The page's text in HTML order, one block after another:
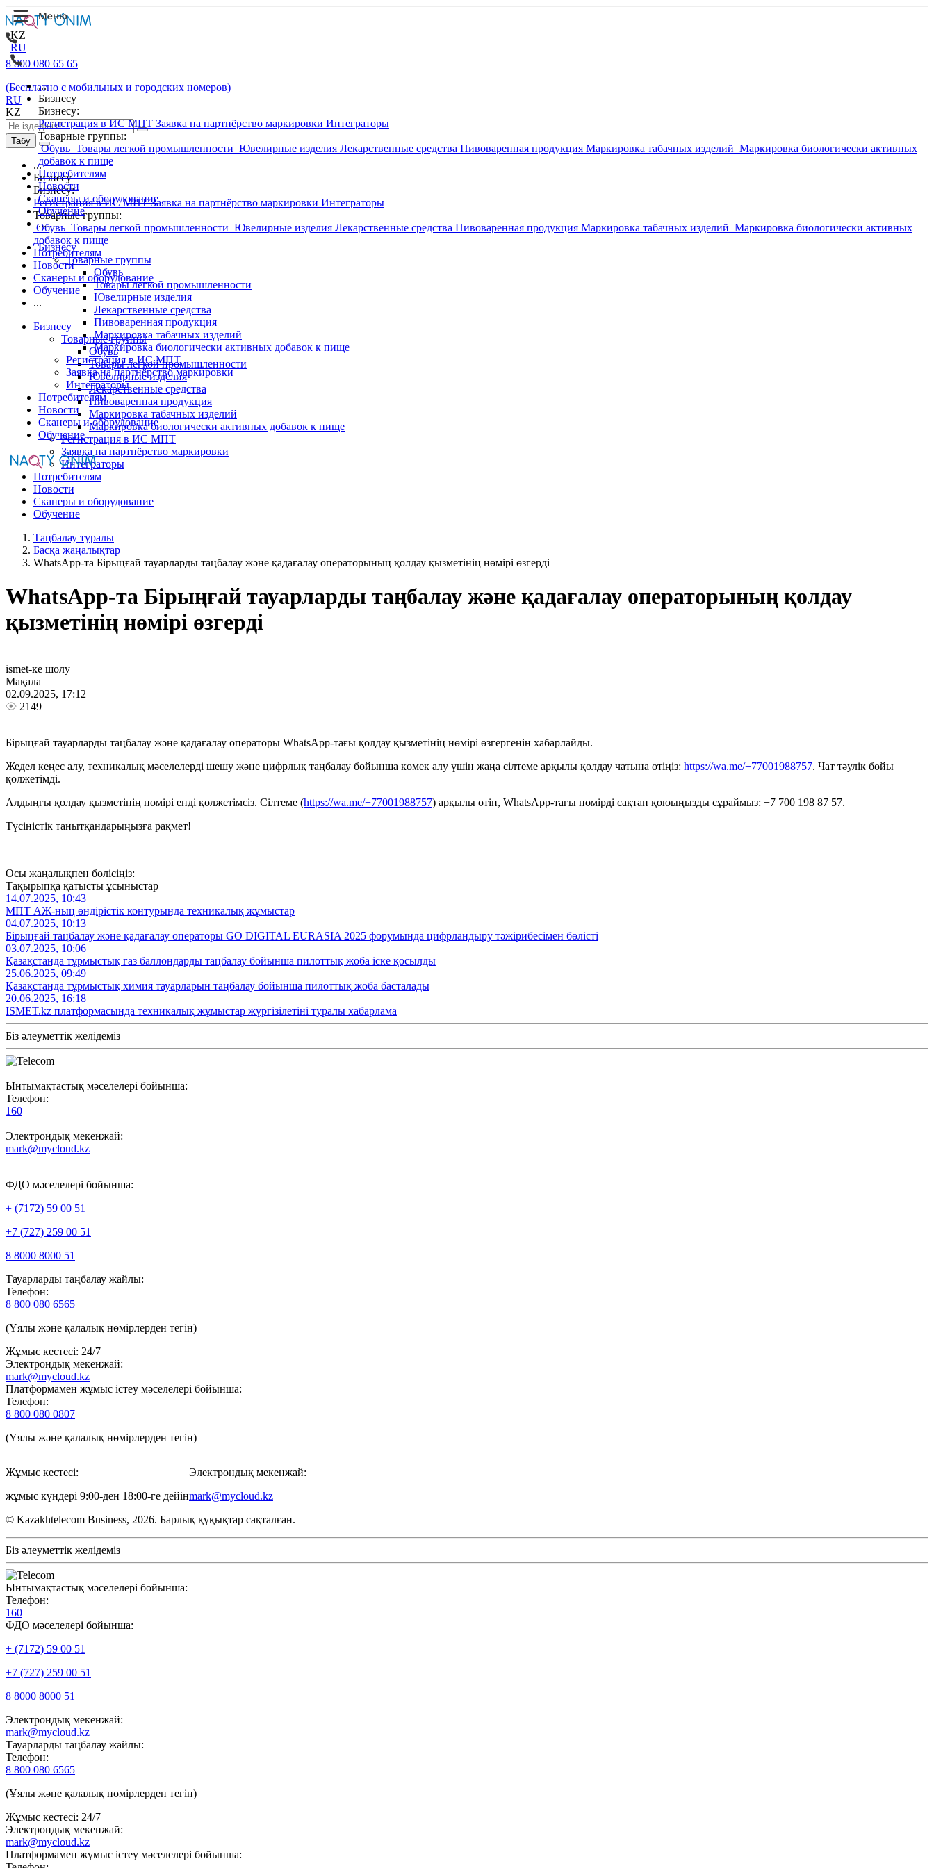
KZ
RU
...
Бизнесу
Бизнесу:
Регистрация в ИС МПТ Заявка на партнёрство маркировки Интеграторы
Товарные группы:
Обувь Товары легкой промышленности Ювелирные изделия Лекарственные средства Пивоваренная продукция Маркировка табачных изделий Маркировка биологически активных
добавок к пище
Потребителям
Новости
Сканеры и оборудование
Обучение
...
Бизнесу
Товарные группы
Обувь
Товары легкой промышленности
Ювелирные изделия
Лекарственные средства
Пивоваренная продукция
Маркировка табачных изделий
Маркировка биологически активных добавок к пище
Регистрация в ИС МПТ
Заявка на партнёрство маркировки
Интеграторы
Потребителям
Новости
Сканеры и оборудование
Обучение
8 800 080 65 65
(Бесплатно с мобильных и городских номеров)
RU
KZ
Табу
...
Бизнесу
Бизнесу:
Регистрация в ИС МПТЗаявка на партнёрство маркировки Интеграторы
Товарные группы:
Обувь Товары легкой промышленности Ювелирные изделия Лекарственные средства Пивоваренная продукция Маркировка табачных изделий Маркировка биологически активных
добавок к пище
Потребителям
Новости
Сканеры и оборудование
Обучение
...
Бизнесу
Товарные группы
Обувь
Товары легкой промышленности
Ювелирные изделия
Лекарственные средства
Пивоваренная продукция
Маркировка табачных изделий
Маркировка биологически активных добавок к пище
Регистрация в ИС МПТ
Заявка на партнёрство маркировки
Интеграторы
Потребителям
Новости
Сканеры и оборудование
Обучение
Таңбалау туралы
Басқа жаңалықтар
WhatsApp-та Бірыңғай тауарларды таңбалау және қадағалау операторының қолдау қызметінің нөмірі өзгерді
WhatsApp-та Бірыңғай тауарларды таңбалау және қадағалау операторының қолдау
қызметінің нөмірі өзгерді
ismet-ке шолу
Мақала
02.09.2025, 17:12
2149
Бірыңғай тауарларды таңбалау және қадағалау операторы WhatsApp-тағы қолдау қызметінің нөмірі өзгергенін хабарлайды.
Жедел кеңес алу, техникалық мәселелерді шешу және цифрлық таңбалау бойынша көмек алу үшін жаңа сілтеме арқылы қолдау чатына өтіңіз: https://wa.me/+77001988757. Чат тәулік бойы
қолжетімді.
Алдыңғы қолдау қызметінің нөмірі енді қолжетімсіз. Сілтеме (https://wa.me/+77001988757) арқылы өтіп, WhatsApp-тағы нөмірді сақтап қоюыңызды сұраймыз: +7 700 198 87 57.
Түсіністік танытқандарыңызға рақмет!
Осы жаңалықпен бөлісіңіз:
Тақырыпқа қатысты ұсыныстар
14.07.2025, 10:43
МПТ АЖ-ның өндірістік контурында техникалық жұмыстар
04.07.2025, 10:13
Бірыңғай таңбалау және қадағалау операторы GO DIGITAL EURASIA 2025 форумында цифрландыру тәжірибесімен бөлісті
03.07.2025, 10:06
Қазақстанда тұрмыстық газ баллондарды таңбалау бойынша пилоттық жоба іске қосылды
25.06.2025, 09:49
Қазақстанда тұрмыстық химия тауарларын таңбалау бойынша пилоттық жоба басталады
20.06.2025, 16:18
ISMET.kz платформасында техникалық жұмыстар жүргізілетіні туралы хабарлама
Біз әлеуметтік желідеміз
Ынтымақтастық мәселелері бойынша:
Телефон:
160
Электрондық мекенжай:
mark@mycloud.kz
ФДО мәселелері бойынша:
+ (7172) 59 00 51
+7 (727) 259 00 51
8 8000 8000 51
Тауарларды таңбалау жайлы:
Телефон:
8 800 080 6565
(Ұялы және қалалық нөмірлерден тегін)
Жұмыс кестесі: 24/7
Электрондық мекенжай:
mark@mycloud.kz
Платформамен жұмыс істеу мәселелері бойынша:
Телефон:
8 800 080 0807
(Ұялы және қалалық нөмірлерден тегін)
Жұмыс кестесі:
жұмыс күндері 9:00-ден 18:00-ге дейін
Электрондық мекенжай:
mark@mycloud.kz
© Kazakhtelecom Business, 2026. Барлық құқықтар сақталған.
Біз әлеуметтік желідеміз
Ынтымақтастық мәселелері бойынша:
Телефон:
160
ФДО мәселелері бойынша:
+ (7172) 59 00 51
+7 (727) 259 00 51
8 8000 8000 51
Электрондық мекенжай:
mark@mycloud.kz
Тауарларды таңбалау жайлы:
Телефон:
8 800 080 6565
(Ұялы және қалалық нөмірлерден тегін)
Жұмыс кестесі: 24/7
Электрондық мекенжай:
mark@mycloud.kz
Платформамен жұмыс істеу мәселелері бойынша: